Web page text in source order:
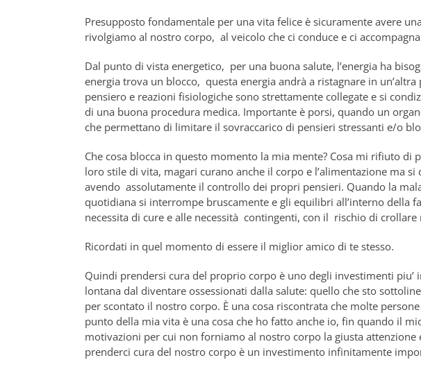
Presupposto fondamentale per una vita felice è sicuramente avere
rivolgiamo al nostro corpo, al veicolo che ci conduce e ci
Dal punto di vista energetico, per una buona salute, l’energia ha
energia trova un blocco, questa energia andrà a ristagnare in
pensiero e reazioni fisiologiche sono strettamente collegate e si
di una buona procedura medica. Importante è porsi, quando un
che permettano di limitare il sovraccarico di pensieri stressanti e/o
Che cosa blocca in questo momento la mia mente? Cosa mi rifiuto
loro stile di vita, magari curano anche il corpo e l’alimentazione ma
avendo assolutamente il controllo dei propri pensieri. Quando la
quotidiana si interrompe bruscamente e gli equilibri all’interno della
necessita di cure e alle necessità contingenti, con il rischio di
Ricordati in quel momento di essere il miglior amico di te stesso.
Quindi prendersi cura del proprio corpo è uno degli investimenti
lontana dal diventare ossessionati dalla salute: quello che sto
per scontato il nostro corpo. È una cosa riscontrata che molte
punto della mia vita è una cosa che ho fatto anche io, fin quando il
motivazioni per cui non forniamo al nostro corpo la giusta
prenderci cura del nostro corpo è un investimento infinitamente